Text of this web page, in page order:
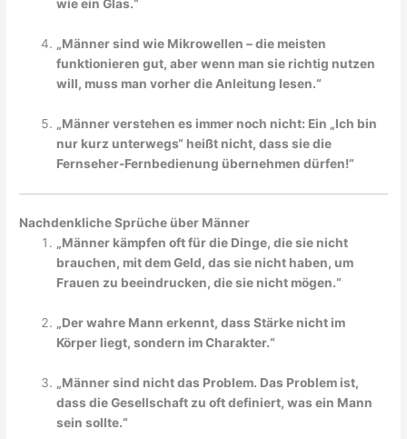
wie ein Glas.“
„Männer sind wie Mikrowellen – die meisten
funktionieren gut, aber wenn man sie richtig nutzen
will, muss man vorher die Anleitung lesen.“
„Männer verstehen es immer noch nicht: Ein „Ich bin
nur kurz unterwegs“ heißt nicht, dass sie die
Fernseher-Fernbedienung übernehmen dürfen!“
Nachdenkliche Sprüche über Männer
„Männer kämpfen oft für die Dinge, die sie nicht
brauchen, mit dem Geld, das sie nicht haben, um
Frauen zu beeindrucken, die sie nicht mögen.“
„Der wahre Mann erkennt, dass Stärke nicht im
Körper liegt, sondern im Charakter.“
„Männer sind nicht das Problem. Das Problem ist,
dass die Gesellschaft zu oft definiert, was ein Mann
sein sollte.“